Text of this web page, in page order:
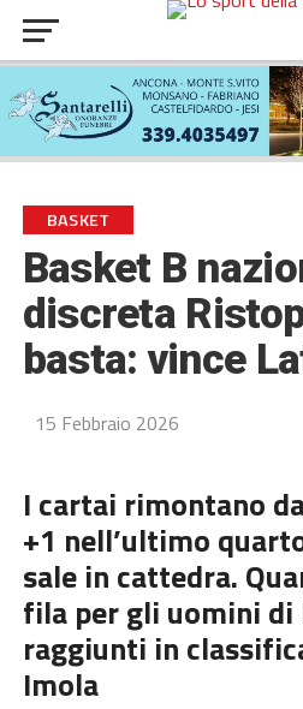
BASKET
Basket B
discreta
basta: vince
15 Febbraio 2026
I cartai rimontano
+1 nell’ultimo
sale in cattedra.
fila per gli uomini di
raggiunti in
Imola